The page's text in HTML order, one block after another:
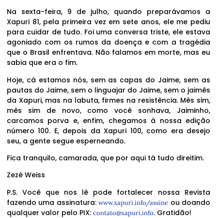
Na sexta-feira, 9 de julho, quando preparávamos a
Xapuri 81, pela primeira vez em sete anos, ele me pediu
para cuidar de tudo. Foi uma conversa triste, ele estava
agoniado com os rumos da doença e com a tragédia
que o Brasil enfrentava. Não falamos em morte, mas eu
sabia que era o fim.
Hoje, cá estamos nós, sem as capas do Jaime, sem as
pautas do Jaime, sem o linguajar do Jaime, sem o jaimês
da Xapuri, mas na labuta, firmes na resistência. Mês sim,
mês sim de novo, como você sonhava, Jaiminho,
carcamos porva e, enfim, chegamos à nossa edição
número 100. E, depois da Xapuri 100, como era desejo
seu, a gente segue esperneando.
Fica tranquilo, camarada, que por aqui tá tudo direitim.
Zezé Weiss
P.S. Você que nos lê pode fortalecer nossa Revista
fazendo uma assinatura:www.xapuri.info/assine ou doando
qualquer valor pelo PIX: contato@xapuri.info. Gratidão!